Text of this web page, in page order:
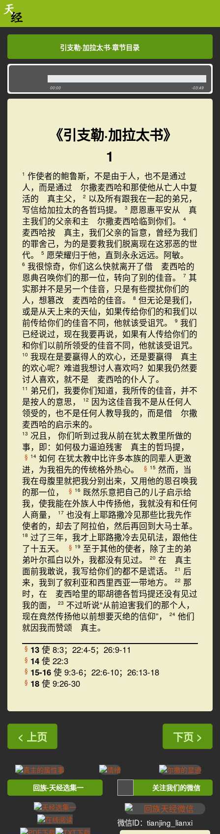
引支勒·加拉太书·章节目录
引支勒·加拉太书·章节目录
00:00 -03:49
《引支勒·加拉太书》
1
1 作使者的鲍鲁斯，不是由于人，也不是通过
人，而是通过 尔撒麦西哈和那使他从亡人中复
活的 真主父，
2 以及所有跟我在一起的弟兄，
写信给加拉太的各哲玛提。
3 愿恩惠平安从 真
主我们的父亲和主 尔撒麦西哈临到你们。
4
麦西哈按 真主，我们父亲的旨意，曾经为我们
的罪舍己，为的是要救我们脱离现在这邪恶的世
代。
5 愿荣耀归于他，直到永永远远。阿敏。
6 我很惊奇，你们这么快就离开了借 麦西哈的
恩典召唤你们的那一位，转向了别的佳音。
7 其
实那并不是另一个佳音，只是有些搅扰你们的
人，想篡改 麦西哈的佳音。
8 但无论是我们，
或是从天上来的天仙，如果传给你们的和我们以
前传给你们的佳音不同，他就该受诅咒。
9 我们
已经说过，现在我要再说，如果有人传给你们的
和你们以前所领受的佳音不同，他就该受诅咒。
10 我现在是要赢得人的欢心，还是要赢得 真主
的欢心呢？难道我想讨人喜欢吗？如果我仍然要
讨人喜欢，就不是 麦西哈的仆人了。
11 弟兄们，我要你们知道，我所传的佳音，并不
是按人的意思，
12 因为这佳音我不是从任何人
领受的，也不是任何人教导我的，而是借 尔撒
麦西哈的启示来的。
13 况且， 你们听到过我从前在犹太教里所做的
事，即：如何极力逼迫残害 真主的哲玛提，
§ 14 如何 在犹太教中比许多本族的同辈人更激
进，为我祖先的传统格外热心。
§ 15 然而，当
我在母腹里就把我分别出来，又用他的恩召唤我
的那一位，
§ 16 既然乐意把自己的儿子启示给
我，使我能在外族人中传扬他，我就没有和任何
人商量，
17 也没有上耶路撒冷见那些比我先作
使者的，却去了阿拉伯，然后再回到大马士革。
18 过了三年，我才上耶路撒冷去见矶法，跟他住
了十五天。
§ 19 至于其他的使者，除了主的弟
弟叶尔孤白以外，我都没有见过。
20 在 真主
面前我敢说，我写给你们的都不是谎话。
21 后
来，我到了叙利亚和西里西亚一带地方。
22 那
时，在 麦西哈里的耶胡德各哲玛提还没有见过
我的面，
23 不过听说“从前迫害我们的那个人，
现在竟然传扬他以前想要灭绝的信仰”，
24 他们
就因我而赞颂 真主。
§ 13 使 8:3；22:4-5；26:9-11
§ 14 使 22:3
§ 15-16 使 9:3-6；22:6-10；26:13-18
§ 18 使 9:26-30
< 上页 下页 >
回族-天经选集一 关注我们的微信
微信ID：tianjing_lianxi